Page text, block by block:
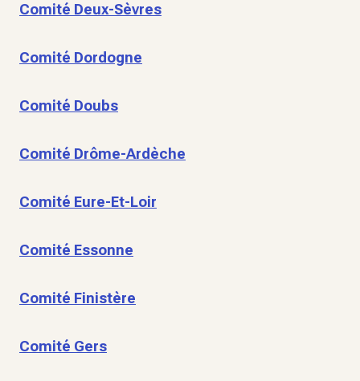
Comité Deux-Sèvres
Comité Dordogne
Comité Doubs
Comité Drôme-Ardèche
Comité Eure-Et-Loir
Comité Essonne
Comité Finistère
Comité Gers